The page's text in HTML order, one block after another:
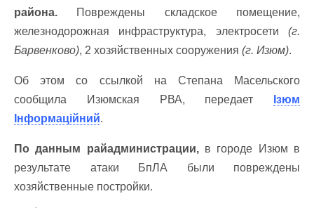
района. Повреждены складское помещение,
железнодорожная инфраструктура, электросети (г.
Барвенково), 2 хозяйственных сооружения (г. Изюм).
Об этом со ссылкой на Степана Масельского
сообщила Изюмская РВА, передает
Ізюм
Інформаційний.
По данным райадминистрации,в городе Изюм в
результате атаки БпЛА были повреждены
хозяйственные постройки.